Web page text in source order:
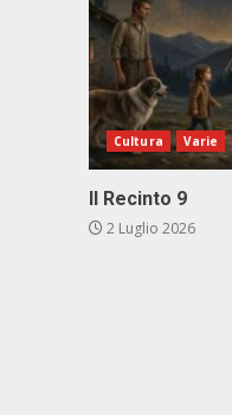
Cultura Varie
Il Recinto 9
2 Luglio 2026